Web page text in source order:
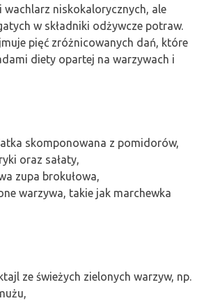
wachlarz niskokalorycznych, ale
w składniki odżywcze potraw.
pięć zróżnicowanych dań, które
diety opartej na warzywach i
skomponowana z pomidorów,
oraz sałaty,
zupa brokułowa,
warzywa, takie jak marchewka
ze świeżych zielonych warzyw, np.